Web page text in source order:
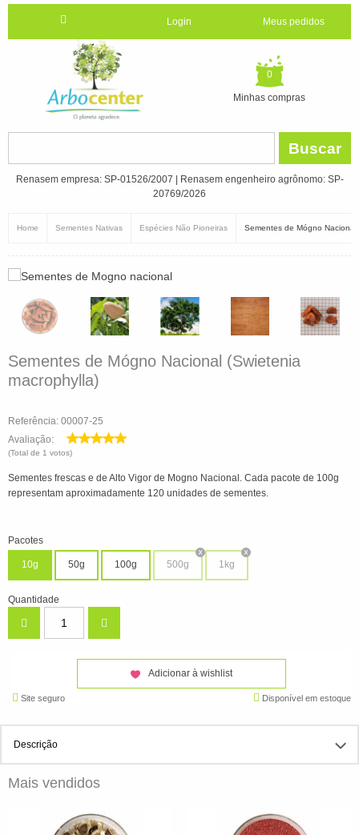
Login Meus pedidos
0
Minhas compras
Buscar
Renasem empresa: SP-01526/2007 | Renasem engenheiro agrônomo: SP-
20769/2026
Home Sementes Nativas Espécies Não Pioneiras Sementes de Mógno Nacional
Sementes de Mógno Nacional (Swietenia
macrophylla)
Referência: 00007-25
Avaliação:
(Total de 1 votos)
Sementes frescas e de Alto Vigor de Mogno Nacional. Cada pacote de 100g
representam aproximadamente 120 unidades de sementes.
Pacotes
10g 50g 100g 500g 1kg
Quantidade
Adicionar à wishlist
Site seguro Disponível em estoque
Descrição
Mais vendidos